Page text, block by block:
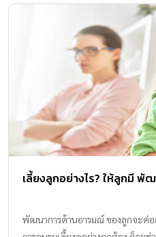
เลี้ยงลูกอย่างไร? ให้ลูกมี
พัฒนาการด้านอารมณ์ ของลูกจะค่